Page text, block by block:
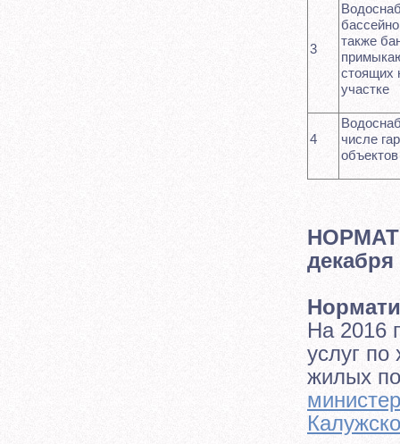
3
также
стоящих
участке
4
числе
объектов
декабря
На 2016
услуг
жилых